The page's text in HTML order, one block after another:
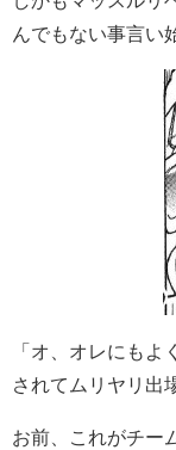
んでもない事言い
「オ、オレにも
されてムリヤリ出
お前、これがチー